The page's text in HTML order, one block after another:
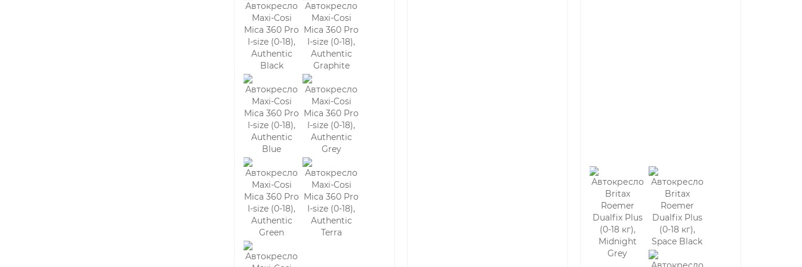
безопаснее при лобовом столкновении.
Можно ли установить кресло 0-1 на шасси детской коляски?
Нет. Автокресла этой группы стационарны, они имеют тяжелую интегрированную базу (часто с упором в пол). Их
вес составляет 12-15 кг, они предназначены для постоянного нахождения в салоне автомобиля.
Что такое упор в пол и зачем он нужен?
Это телескопическая "нога", которая выдвигается из базы автокресла и жестко упирается в пол автомобиля. Она
служит третьей точкой опоры (вместе с коннекторами Isofix) и предотвращает опрокидывание кресла вперед
при ударе.
Подойдет ли кресло 0-1 на выписку из роддома?
Да, если модель укомплектована специальным ортопедическим вкладышем для новорожденных. Учитывайте,
что выносить малыша из роддома прямо в кресле (как в люльке-переноске 0+) не получится из-за веса
конструкции. Ребенка придется нести на руках или в конверте до машины.
Почему узкая возрастная группа (0-1) лучше универсальной (0-1-2-3)?
Универсальные модели пытаются объединить анатомию грудничка и первоклассника. Кресла группы 0-1
спроектированы под конкретный этап роста, у них более правильный угол наклона, лучше адаптированная
боковая защита и более точная геометрия ремней, что подтверждается высокими баллами краш-тестов.
Влезет ли кресло с поворотом на 360° в небольшой автомобиль?
Поворотные базы достаточно габаритные. В компактных хэтчбеках упор в пол может занимать много места, а
чаша в положении "для сна" упираться в переднее сиденье. Рекомендуем примерять кресло в машину перед
Можно ли снять чехол для стирки?